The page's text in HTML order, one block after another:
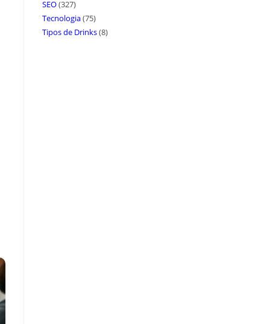
SEO(327)
Tecnologia(75)
Tipos de Drinks(8)